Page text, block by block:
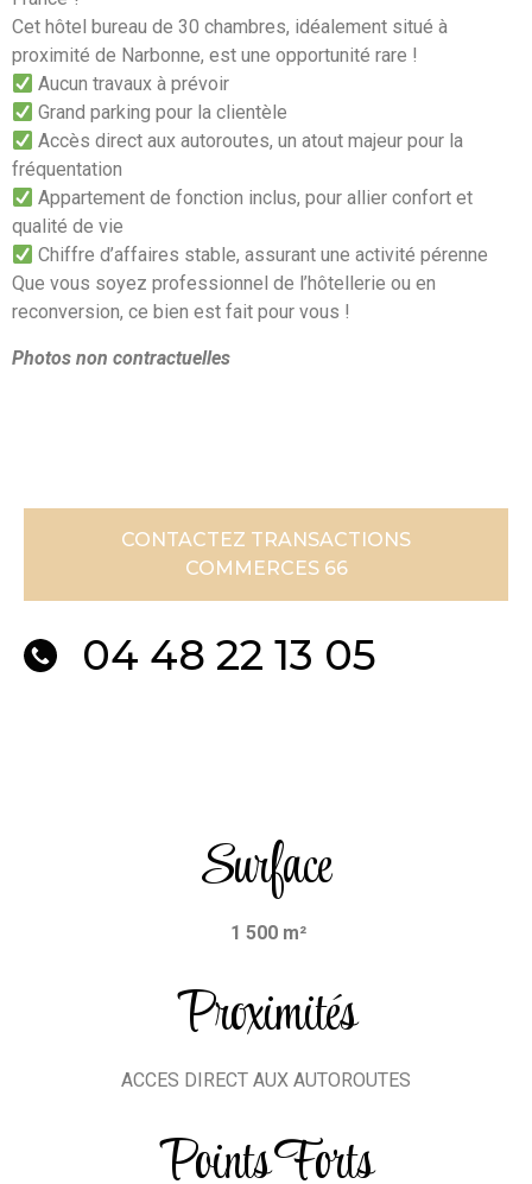
Cet hôtel bureau de 30 chambres, idéalement situé à
proximité de Narbonne, est une opportunité rare !
Aucun travaux à prévoir
Grand parking pour la clientèle
Accès direct aux autoroutes, un atout majeur pour la
fréquentation
Appartement de fonction inclus, pour allier confort et
qualité de vie
Chiffre d’affaires stable, assurant une activité pérenne
Que vous soyez professionnel de l’hôtellerie ou en
reconversion, ce bien est fait pour vous !
Photos non contractuelles
CONTACTEZ TRANSACTIONS
COMMERCES 66
04 48 22 13 05
Surface
1 500 m²
Proximités
ACCES DIRECT AUX AUTOROUTES
Points Forts